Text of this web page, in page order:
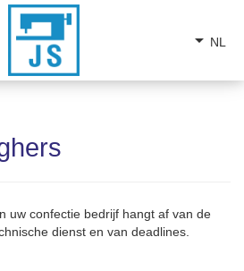
arrow_drop_down NL
uw confectie bedrijf hangt af van de
dienst en van deadlines.